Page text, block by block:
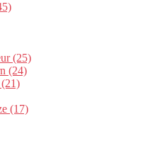
(25)
(24)
(17)